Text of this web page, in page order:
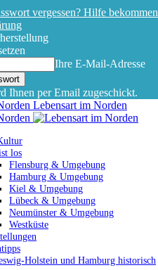
vergessen? Hilfe bekommen
Ihre E-Mail-Adresse
Ihnen per Email zugeschickt.
Lebensart im Norden
los
Flensburg & Umgebung
Hamburg & Umgebung
Kiel & Umgebung
Lübeck & Umgebung
Neumünster & Umgebung
Westküste
Holstein und Hamburg historisch